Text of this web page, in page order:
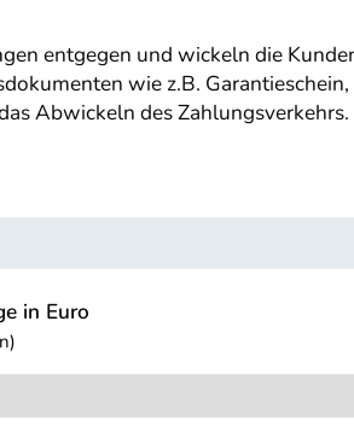
entgegen und wickeln die
wie z.B.
Abwickeln des
in Euro